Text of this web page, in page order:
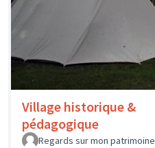
Village historique &
pédagogique
Regards sur mon patrimoine